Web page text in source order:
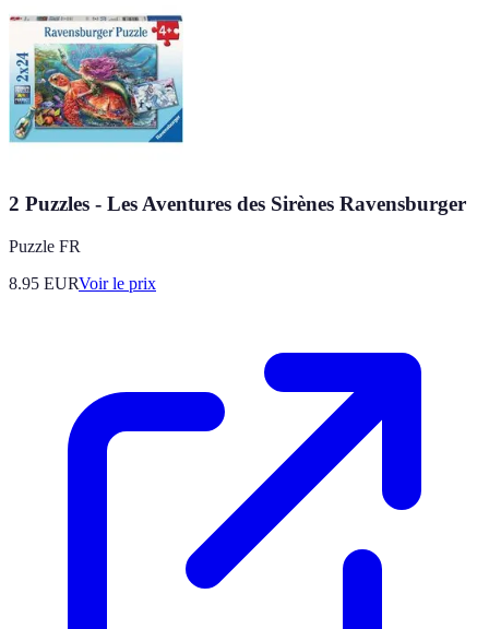
2 Puzzles - Les Aventures des Sirènes Ravensburger
Puzzle FR
8.95 EURVoir le prix